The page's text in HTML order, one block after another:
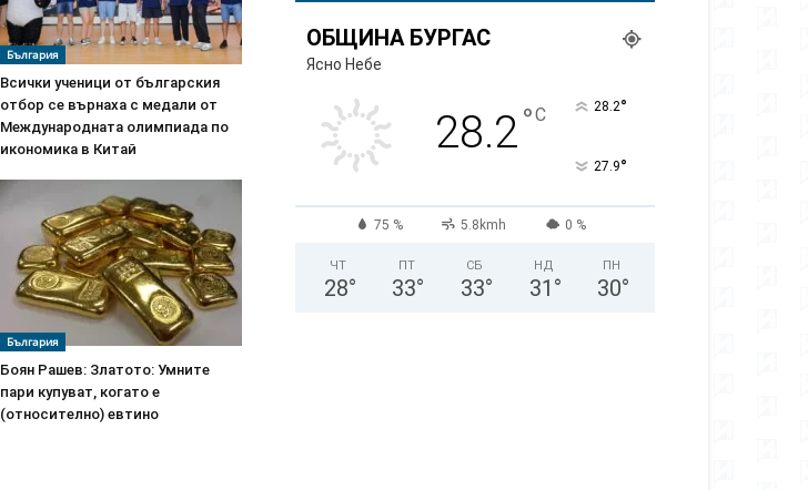
България
Всички ученици от българския
отбор се върнаха с медали от
Международната олимпиада по
икономика в Китай
България
Боян Рашев: Златото: Умните
пари купуват, когато е
(относително) евтино
ОБЩИНА БУРГАС
Ясно Небе
28.2°C 28.2°
27.9°
75 % 5.8kmh 0 %
ЧТ
28°
ПТ
33°
СБ
33°
НД
31 °
ПН
30°